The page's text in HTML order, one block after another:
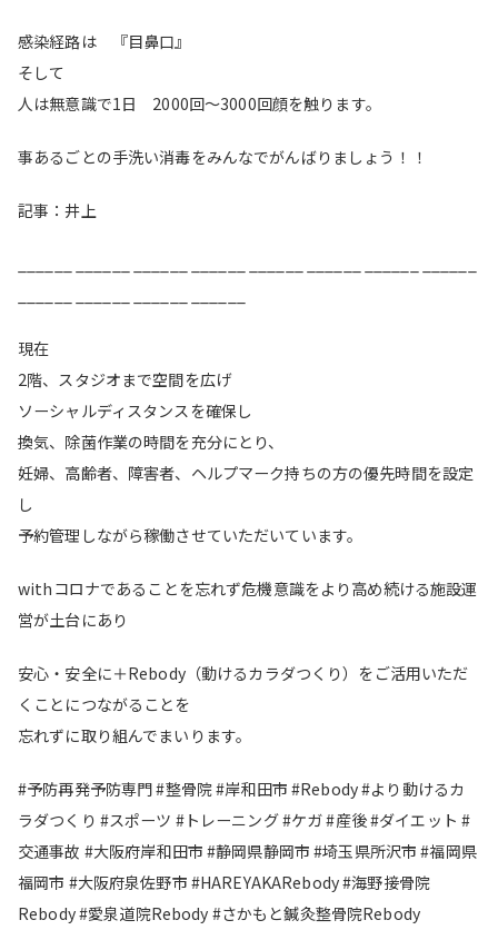
感染経路は 『目鼻口』
そして
人は無意識で1日 2000回〜3000回顔を触ります。
事あるごとの手洗い消毒をみんなでがんばりましょう！！
記事：井上
現在
2階、スタジオまで空間を広げ
ソーシャルディスタンスを確保し
換気、除菌作業の時間を充分にとり、
妊婦、高齢者、障害者、ヘルプマーク持ちの方の優先時間を設定
し
予約管理しながら稼働させていただいています。
withコロナであることを忘れず危機意識をより高め続ける施設運
営が土台にあり
安心・安全に＋Rebody（動けるカラダつくり）をご活用いただ
くことにつながることを
忘れずに取り組んでまいります。
#予防再発予防専門 #整骨院 #岸和田市 #Rebody #より動けるカ
ラダつくり #スポーツ #トレーニング #ケガ #産後 #ダイエット #
交通事故 #大阪府岸和田市 #静岡県静岡市 #埼玉県所沢市 #福岡県
福岡市 #大阪府泉佐野市 #HAREYAKARebody #海野接骨院
Rebody #愛泉道院Rebody #さかもと鍼灸整骨院Rebody